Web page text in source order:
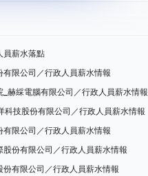
員薪水落點
有限公司／行政人員薪水情報
_赫綵電腦有限公司／行政人員薪水情報
科技股份有限公司／行政人員薪水情報
有限公司／行政人員薪水情報
股份有限公司／行政人員薪水情報
份有限公司／行政人員薪水情報